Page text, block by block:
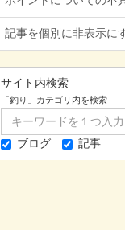
記事を個別に非表示に
サイト内検索
「釣り」カテゴリ内を検索
ブログ 記事